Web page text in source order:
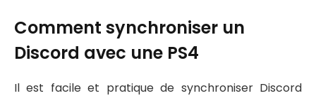
Comment synchroniser un
Discord avec une PS4
Il est facile et pratique de synchroniser Discord